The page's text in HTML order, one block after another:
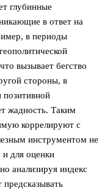
глубинные
в ответ на
в периоды
вызывает бегство
стороны, в
позитивной
жадность. Таким
коррелируют с
инструментом не
и для оценки
анализируя индекс